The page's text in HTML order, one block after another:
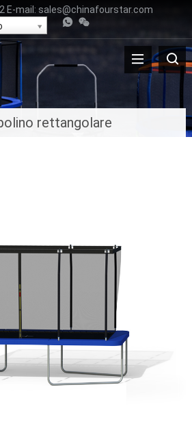
E-mail : sales@chinafourstar.com
rettangolare